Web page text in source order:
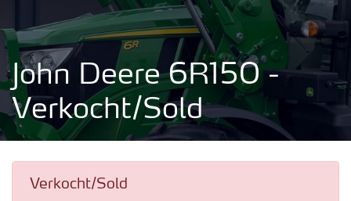
John Deere 6R150 -
Verkocht/Sold
Verkocht/Sold